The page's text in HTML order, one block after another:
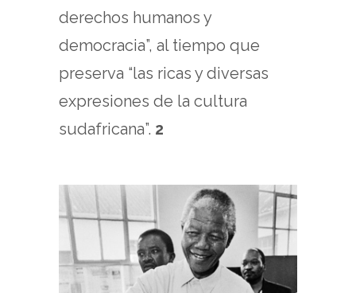
derechos humanos y
democracia”, al tiempo que
preserva “las ricas y diversas
expresiones de la cultura
sudafricana”. 2